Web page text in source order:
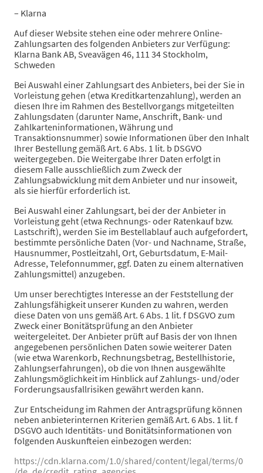
– Klarna
Auf dieser Website stehen eine oder mehrere Online-
Zahlungsarten des folgenden Anbieters zur Verfügung:
Klarna Bank AB, Sveavägen 46, 111 34 Stockholm,
Schweden
Bei Auswahl einer Zahlungsart des Anbieters, bei der Sie in
Vorleistung gehen (etwa Kreditkartenzahlung), werden an
diesen Ihre im Rahmen des Bestellvorgangs mitgeteilten
Zahlungsdaten (darunter Name, Anschrift, Bank- und
Zahlkarteninformationen, Währung und
Transaktionsnummer) sowie Informationen über den Inhalt
Ihrer Bestellung gemäß Art. 6 Abs. 1 lit. b DSGVO
weitergegeben. Die Weitergabe Ihrer Daten erfolgt in
diesem Falle ausschließlich zum Zweck der
Zahlungsabwicklung mit dem Anbieter und nur insoweit,
als sie hierfür erforderlich ist.
Bei Auswahl einer Zahlungsart, bei der der Anbieter in
Vorleistung geht (etwa Rechnungs- oder Ratenkauf bzw.
Lastschrift), werden Sie im Bestellablauf auch aufgefordert,
bestimmte persönliche Daten (Vor- und Nachname, Straße,
Hausnummer, Postleitzahl, Ort, Geburtsdatum, E-Mail-
Adresse, Telefonnummer, ggf. Daten zu einem alternativen
Zahlungsmittel) anzugeben.
Um unser berechtigtes Interesse an der Feststellung der
Zahlungsfähigkeit unserer Kunden zu wahren, werden
diese Daten von uns gemäß Art. 6 Abs. 1 lit. f DSGVO zum
Zweck einer Bonitätsprüfung an den Anbieter
weitergeleitet. Der Anbieter prüft auf Basis der von Ihnen
angegebenen persönlichen Daten sowie weiterer Daten
(wie etwa Warenkorb, Rechnungsbetrag, Bestellhistorie,
Zahlungserfahrungen), ob die von Ihnen ausgewählte
Zahlungsmöglichkeit im Hinblick auf Zahlungs- und/oder
Forderungsausfallrisiken gewährt werden kann.
Zur Entscheidung im Rahmen der Antragsprüfung können
neben anbieterinternen Kriterien gemäß Art. 6 Abs. 1 lit. f
DSGVO auch Identitäts- und Bonitätsinformationen von
folgenden Auskunfteien einbezogen werden:
https://cdn.klarna.com/1.0/shared/content/legal/terms/0